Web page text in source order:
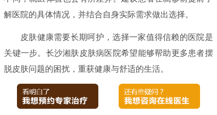
解医院的具体情况，并结合自身实际需求做出选择。
皮肤健康需要长期呵护，选择一家值得信赖的医院是
关键一步。长沙湘肤皮肤病医院希望能够帮助更多患者摆
脱皮肤问题的困扰，重获健康与舒适的生活。